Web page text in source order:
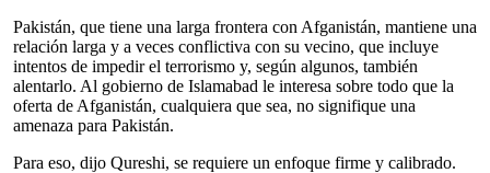
Pakistán, que tiene una larga frontera con Afganistán, mantiene una
relación larga y a veces conflictiva con su vecino, que incluye
intentos de impedir el terrorismo y, según algunos, también
alentarlo. Al gobierno de Islamabad le interesa sobre todo que la
oferta de Afganistán, cualquiera que sea, no signifique una
amenaza para Pakistán.
Para eso, dijo Qureshi, se requiere un enfoque firme y calibrado.